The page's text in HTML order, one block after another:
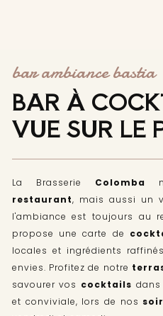
bar ambiance bastia
BAR À
VUE SUR LE
La Brasserie Colomba
restaurant, mais aussi un
l'ambiance est toujours au
propose une carte de
locales et ingrédients
envies. Profitez de notre
savourer vos cocktails
et conviviale, lors de nos